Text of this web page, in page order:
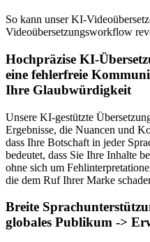
So kann unser KI-
Videoübersetzungsworkflow
Hochpräzise KI-
eine fehlerfreie
Ihre Glaubwürdigkeit
Unsere KI-gestützte
Ergebnisse, die Nuancen und
dass Ihre Botschaft in jeder
bedeutet, dass Sie Ihre Inhalte
ohne sich um
die dem Ruf Ihrer Marke
Breite
globales Publikum ->